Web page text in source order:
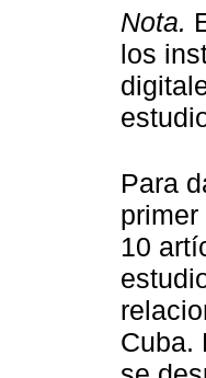
Nota.
los
Para
10
Cuba.